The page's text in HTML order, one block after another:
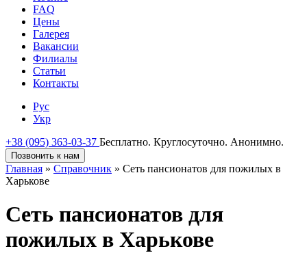
FAQ
Цены
Галерея
Вакансии
Филиалы
Статьи
Контакты
Рус
Укр
+38 (095) 363-03-37 Бесплатно. Круглосуточно. Анонимно.
Позвонить к нам
Главная » Справочник » Сеть пансионатов для пожилых в
Харькове
Сеть пансионатов для
пожилых в Харькове